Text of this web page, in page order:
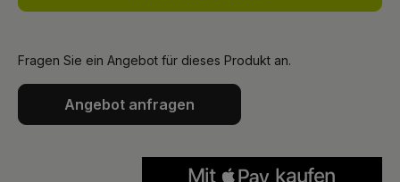
Fragen Sie ein Angebot für dieses Produkt an.
Angebot anfragen